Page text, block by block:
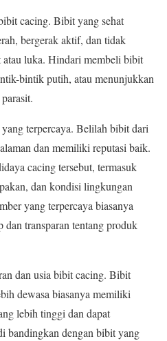
cacing. Bibit yang sehat
bergerak aktif, dan tidak
luka. Hindari membeli bibit
bintik putih, atau menunjukkan
terpercaya. Belilah bibit dari
dan memiliki reputasi baik.
cacing tersebut, termasuk
dan kondisi lingkungan
yang terpercaya biasanya
transparan tentang produk
dan usia bibit cacing. Bibit
dewasa biasanya memiliki
lebih tinggi dan dapat
bandingkan dengan bibit yang